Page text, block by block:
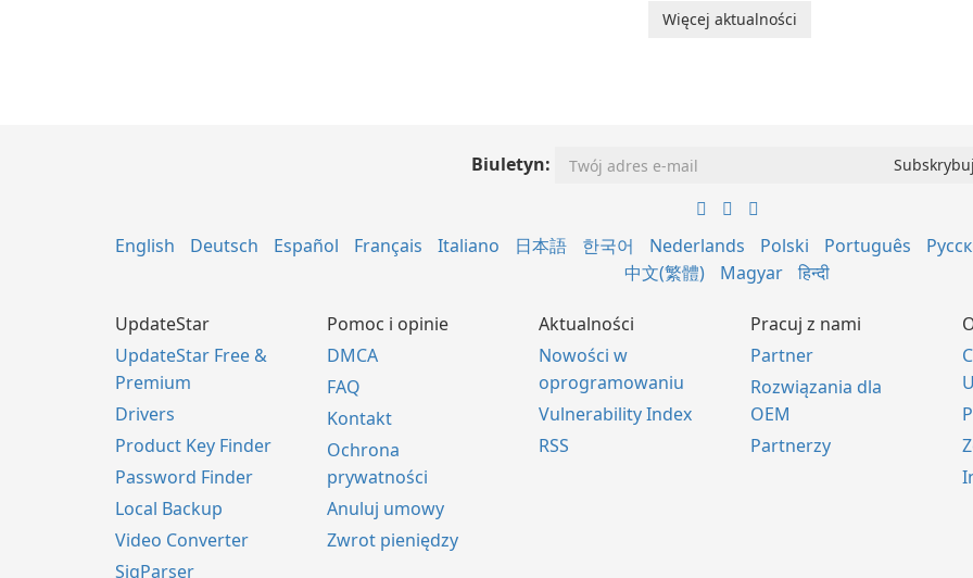
Więcej aktualności
Biuletyn:
English Deutsch Español Français Italiano 日本語 한국어 Nederlands Polski Português
中文(繁體)
Magyar हिन्दी
UpdateStar
UpdateStar Free &
Premium
Drivers
Product Key Finder
Password Finder
Local Backup
Video Converter
SigParser
Pomoc i opinie
DMCA
FAQ
Kontakt
Ochrona
prywatności
Anuluj umowy
Zwrot pieniędzy
Aktualności
Nowości w
oprogramowaniu
Vulnerability Index
RSS
Pracuj z nami
Partner
Rozwiązania dla
OEM
Partnerzy